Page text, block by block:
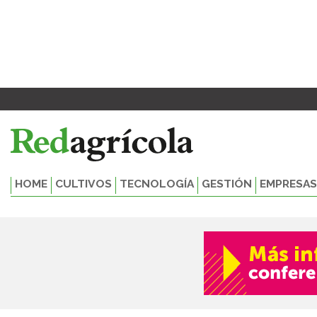
HOME CULTIVOS TECNOLOGÍA GESTIÓN EMPRESAS